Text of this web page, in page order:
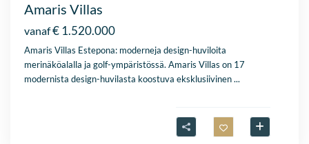
Amaris Villas
vanaf€ 1.520.000
Amaris Villas Estepona: moderneja design-huviloita
merinäköalalla ja golf-ympäristössä. Amaris Villas on 17
modernista design-huvilasta koostuva eksklusiivinen...